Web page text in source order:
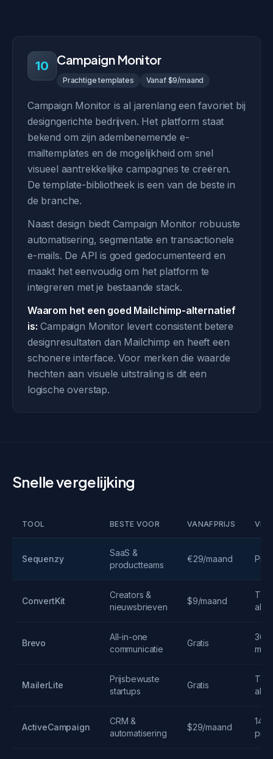
10 Campaign Monitor
Prachtige templates Vanaf $9/maand
Campaign Monitor is al jarenlang een favoriet bij
designgerichte bedrijven. Het platform staat
bekend om zijn adembenemende e-
mailtemplates en de mogelijkheid om snel
visueel aantrekkelijke campagnes te creëren.
De template-bibliotheek is een van de beste in
de branche.
Naast design biedt Campaign Monitor robuuste
automatisering, segmentatie en transactionele
e-mails. De API is goed gedocumenteerd en
maakt het eenvoudig om het platform te
integreren met je bestaande stack.
Waarom het een goed Mailchimp-alternatief
is: Campaign Monitor levert consistent betere
designresultaten dan Mailchimp en heeft een
schonere interface. Voor merken die waarde
hechten aan visuele uitstraling is dit een
logische overstap.
Snelle vergelijking
TOOL BESTE VOOR VANAFPRIJS
Sequenzy
SaaS &
productteams
€29/maand
ConvertKit
Creators &
nieuwsbrieven
$9/maand
Tot
Brevo
All-in-one
communicatie
Gratis
300
MailerLite
Prijsbewuste
startups
Gratis
Tot
ActiveCampaign
CRM &
automatisering
$29/maand
14